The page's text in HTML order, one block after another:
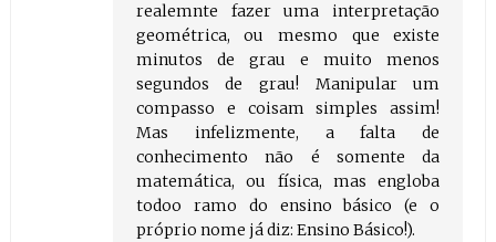
realemnte fazer uma interpretação
geométrica, ou mesmo que existe
minutos de grau e muito menos
segundos de grau! Manipular um
compasso e coisam simples assim!
Mas infelizmente, a falta de
conhecimento não é somente da
matemática, ou física, mas engloba
todoo ramo do ensino básico (e o
próprio nome já diz: Ensino Básico!).